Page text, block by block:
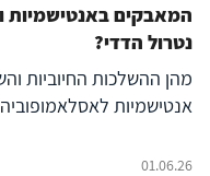
המאבקים באנטישמיות
נטרול הדדי?
מהן ההשלכות החיוביות
אנטישמיות
01.06.26